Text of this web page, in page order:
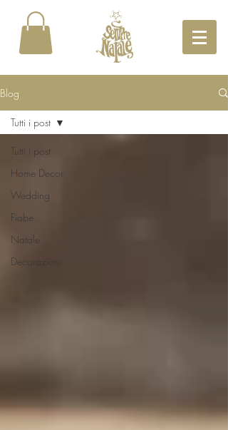
Blog
Tutti i post
Home Decor
Wedding
Fiabe
Natale
Decorazioni
Tutti i post